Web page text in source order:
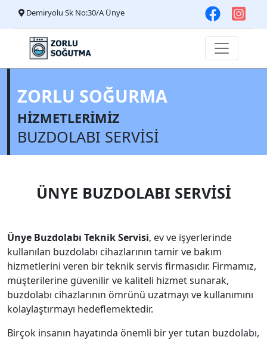
Demiryolu Sk No:30/A Ünye
ZORLU SOĞURMA
HİZMETLERİMİZ
BUZDOLABI SERVİSİ
ÜNYE BUZDOLABI SERVİSİ
Ünye Buzdolabı Teknik Servisi, ev ve işyerlerinde
kullanılan buzdolabı cihazlarının tamir ve bakım
hizmetlerini veren bir teknik servis firmasıdır. Firmamız,
müşterilerine güvenilir ve kaliteli hizmet sunarak,
buzdolabı cihazlarının ömrünü uzatmayı ve kullanımını
kolaylaştırmayı hedeflemektedir.
Birçok insanın hayatında önemli bir yer tutan buzdolabı,